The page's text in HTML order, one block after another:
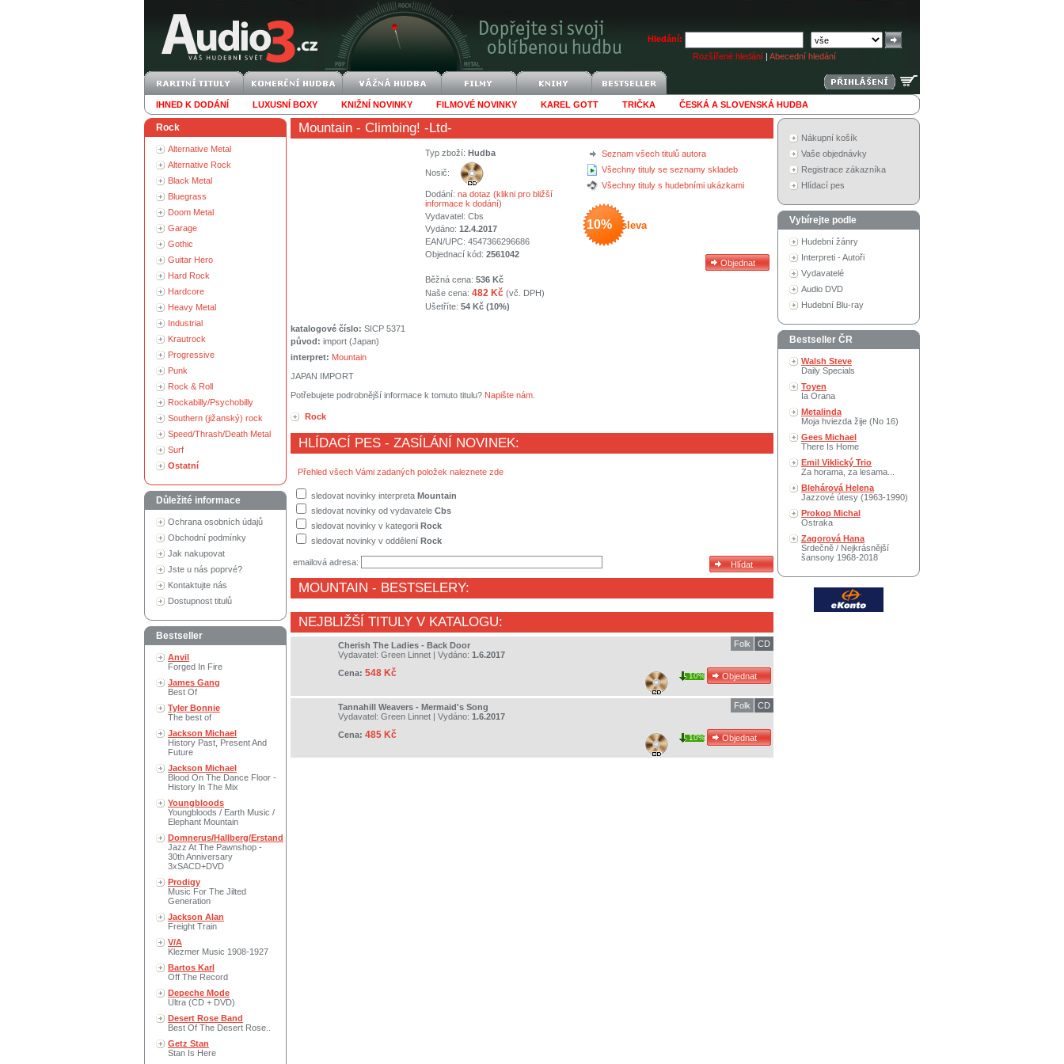
Hledání:
Rozšířené hledání | Abecední hledání
IHNED K DODÁNÍ LUXUSNÍ BOXY KNIŽNÍ NOVINKY FILMOVÉ NOVINKY KAREL GOTT TRIČKA ČESKÁ A SLOVENSKÁ HUDBA
Rock
Alternative Metal
Alternative Rock
Black Metal
Bluegrass
Doom Metal
Garage
Gothic
Guitar Hero
Hard Rock
Hardcore
Heavy Metal
Industrial
Krautrock
Progressive
Punk
Rock & Roll
Rockabilly/Psychobilly
Southern (jižanský) rock
Speed/Thrash/Death Metal
Surf
Ostatní
Důležité informace
Ochrana osobních údajů
Obchodní podmínky
Jak nakupovat
Jste u nás poprvé?
Kontaktujte nás
Dostupnost titulů
Bestseller
Anvil
Forged In Fire
James Gang
Best Of
Tyler Bonnie
The best of
Jackson Michael
History Past, Present And
Future
Jackson Michael
Blood On The Dance Floor -
History In The Mix
Youngbloods
Youngbloods / Earth Music /
Elephant Mountain
Domnerus/Hallberg/Erstand
Jazz At The Pawnshop -
30th Anniversary
3xSACD+DVD
Prodigy
Music For The Jilted
Generation
Jackson Alan
Freight Train
V/A
Klezmer Music 1908-1927
Bartos Karl
Off The Record
Depeche Mode
Ultra (CD + DVD)
Desert Rose Band
Best Of The Desert Rose..
Getz Stan
Stan Is Here
Mountain - Climbing! -Ltd-
Seznam všech titulů autora
Všechny tituly se seznamy skladeb
Všechny tituly s hudebními ukázkami
10% sleva
Typ zboží: Hudba
Nosič:
Dodání: na dotaz (klikni pro bližší
informace k dodání)
Vydavatel: Cbs
Vydáno: 12.4.2017
EAN/UPC: 4547366296686
Objednací kód: 2561042
Běžná cena: 536 Kč
Naše cena: 482 Kč (vč. DPH)
Ušetříte: 54 Kč (10%)
katalogové číslo: SICP 5371
původ: import (Japan)
interpret: Mountain
JAPAN IMPORT
Potřebujete podrobnější informace k tomuto titulu? Napište nám
Rock
HLÍDACÍ PES - ZASÍLÁNÍ NOVINEK:
Přehled všech Vámi zadaných položek naleznete zde
sledovat novinky interpreta Mountain
sledovat novinky od vydavatele Cbs
sledovat novinky v kategorii Rock
sledovat novinky v oddělení Rock
emailová adresa:
MOUNTAIN - BESTSELERY:
NEJBLIŽŠÍ TITULY V KATALOGU:
Cherish The Ladies - Back Door
Vydavatel: Green Linnet | Vydáno: 1.6.2017
Cena: 548 Kč
CD
Folk
10%
Tannahill Weavers - Mermaid's Song
Vydavatel: Green Linnet | Vydáno: 1.6.2017
Cena: 485 Kč
CD
Folk
10%
Nákupní košík
Vaše objednávky
Registrace zákazníka
Hlídací pes
Vybírejte podle
Hudební žánry
Interpreti - Autoři
Vydavatelé
Audio DVD
Hudební Blu-ray
Bestseller ČR
Walsh Steve
Daily Specials
Toyen
Ia Orana
Metalinda
Moja hviezda žije (No 16)
Gees Michael
There Is Home
Emil Viklický Trio
Za horama, za lesama...
Blehárová Helena
Jazzové útesy (1963-1990)
Prokop Michal
Ostraka
Zagorová Hana
Srdečně / Nejkrásnější
šansony 1968-2018